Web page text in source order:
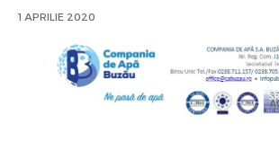
1 APRILIE 2020